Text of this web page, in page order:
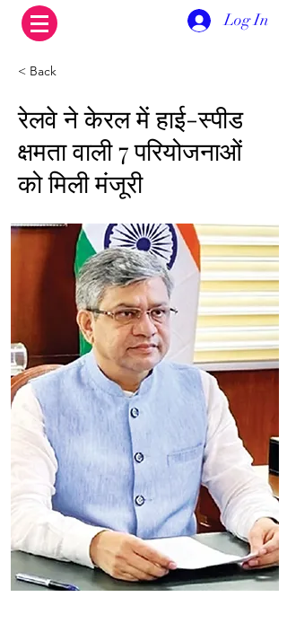
Log In
< Back
रेलवे ने केरल में हाई-स्पीड
क्षमता वाली 7 परियोजनाओं
को मिली मंजूरी